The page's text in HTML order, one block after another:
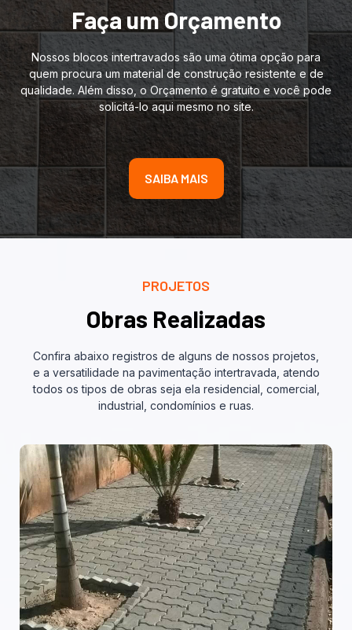
Faça um Orçamento
Nossos blocos intertravados são uma ótima opção para
quem procura um material de construção resistente e de
qualidade. Além disso, o Orçamento é gratuito e você pode
solicitá-lo aqui mesmo no site.
SAIBA MAIS
PROJETOS
Obras Realizadas
Confira abaixo registros de alguns de nossos projetos,
e a versatilidade na pavimentação intertravada, atendo
todos os tipos de obras seja ela residencial, comercial,
industrial, condomínios e ruas.